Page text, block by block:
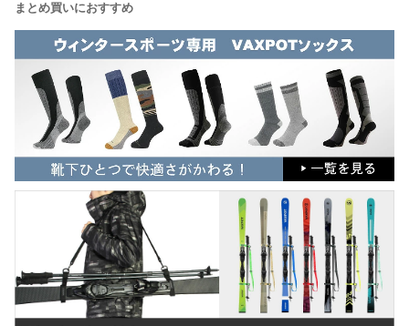
まとめ買いにおすすめ